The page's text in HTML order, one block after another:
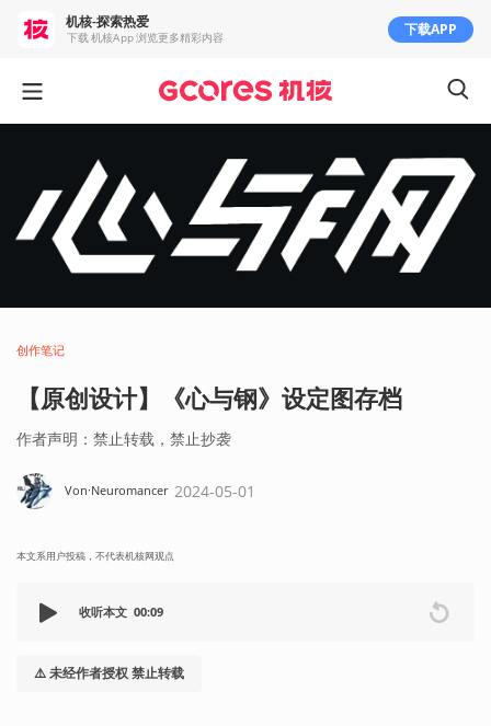
创作笔记
【原创设计】《心与钢》设定图存档
作者声明：禁止转载，禁止抄袭
Von·Neuromancer 2024-05-01
本文系用户投稿，不代表机核网观点
收听本文 00:09
⚠️ 未经作者授权 禁止转载
机核-探索热爱
下载 机核App 浏览更多精彩内容 下载APP